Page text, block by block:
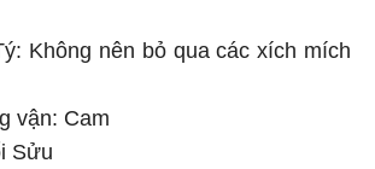
Không nên bỏ qua các xích mích
vận: Cam
Sửu